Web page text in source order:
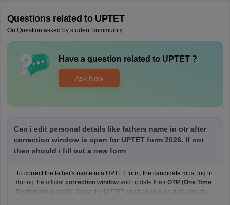
Questions related to UPTET
On Question asked by student community
Have a question related to UPTET?
Ask Now
Can i edit personal details like fathers name in otr after
correction window is open for UPTET form 2026. If not
then should i fill out a new form
To correct the father's name in a UPTET form, the candidate must log in
during the official correction windowand update their OTR (One Time
Registration) profile. Since the UPTET application pulls data directly